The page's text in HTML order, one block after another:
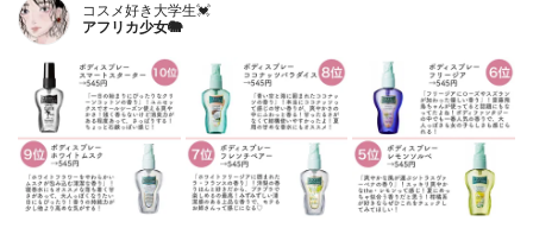
コスメ好き大学生💓
アフリカ少女🐘